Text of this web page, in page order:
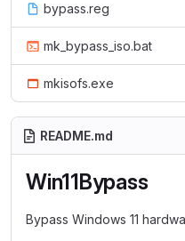
bypass.reg
mk_bypass_iso.bat
mkisofs.exe
README.md
Win11Bypass
Bypass Windows 11